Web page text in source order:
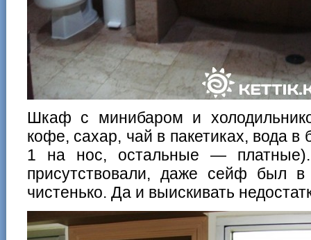
Шкаф с минибаром и
кофе, сахар, чай в пакетиках, вода в
1 на нос, остальные —
присутствовали, даже сейф был
чистенько. Да и выискивать